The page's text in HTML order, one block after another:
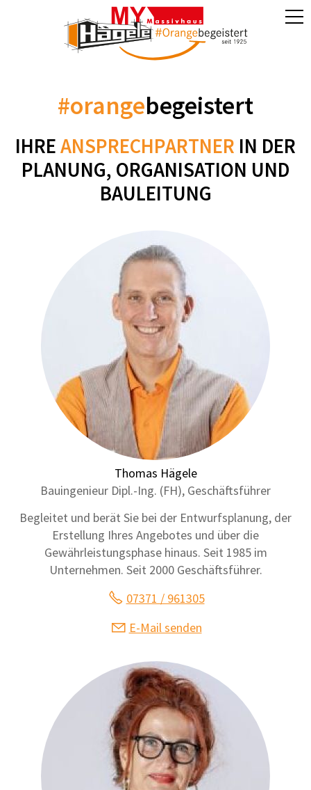
#orangebegeistert
IHREANSPRECHPARTNER IN DER
PLANUNG, ORGANISATION UND
BAULEITUNG
Thomas Hägele
Bauingenieur Dipl.-Ing. (FH), Geschäftsführer
Begleitet und berät Sie bei der Entwurfsplanung, der
Erstellung Ihres Angebotes und über die
Gewährleistungsphase hinaus. Seit 1985 im
Unternehmen. Seit 2000 Geschäftsführer.
07371 / 961305
E-Mail senden